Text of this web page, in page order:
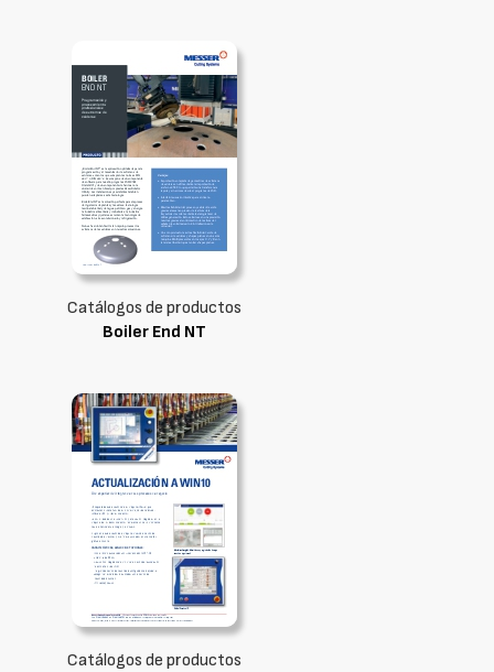
Catálogos de productos
Boiler End NT
Catálogos de productos